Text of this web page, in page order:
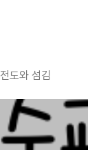
전도와 섬김